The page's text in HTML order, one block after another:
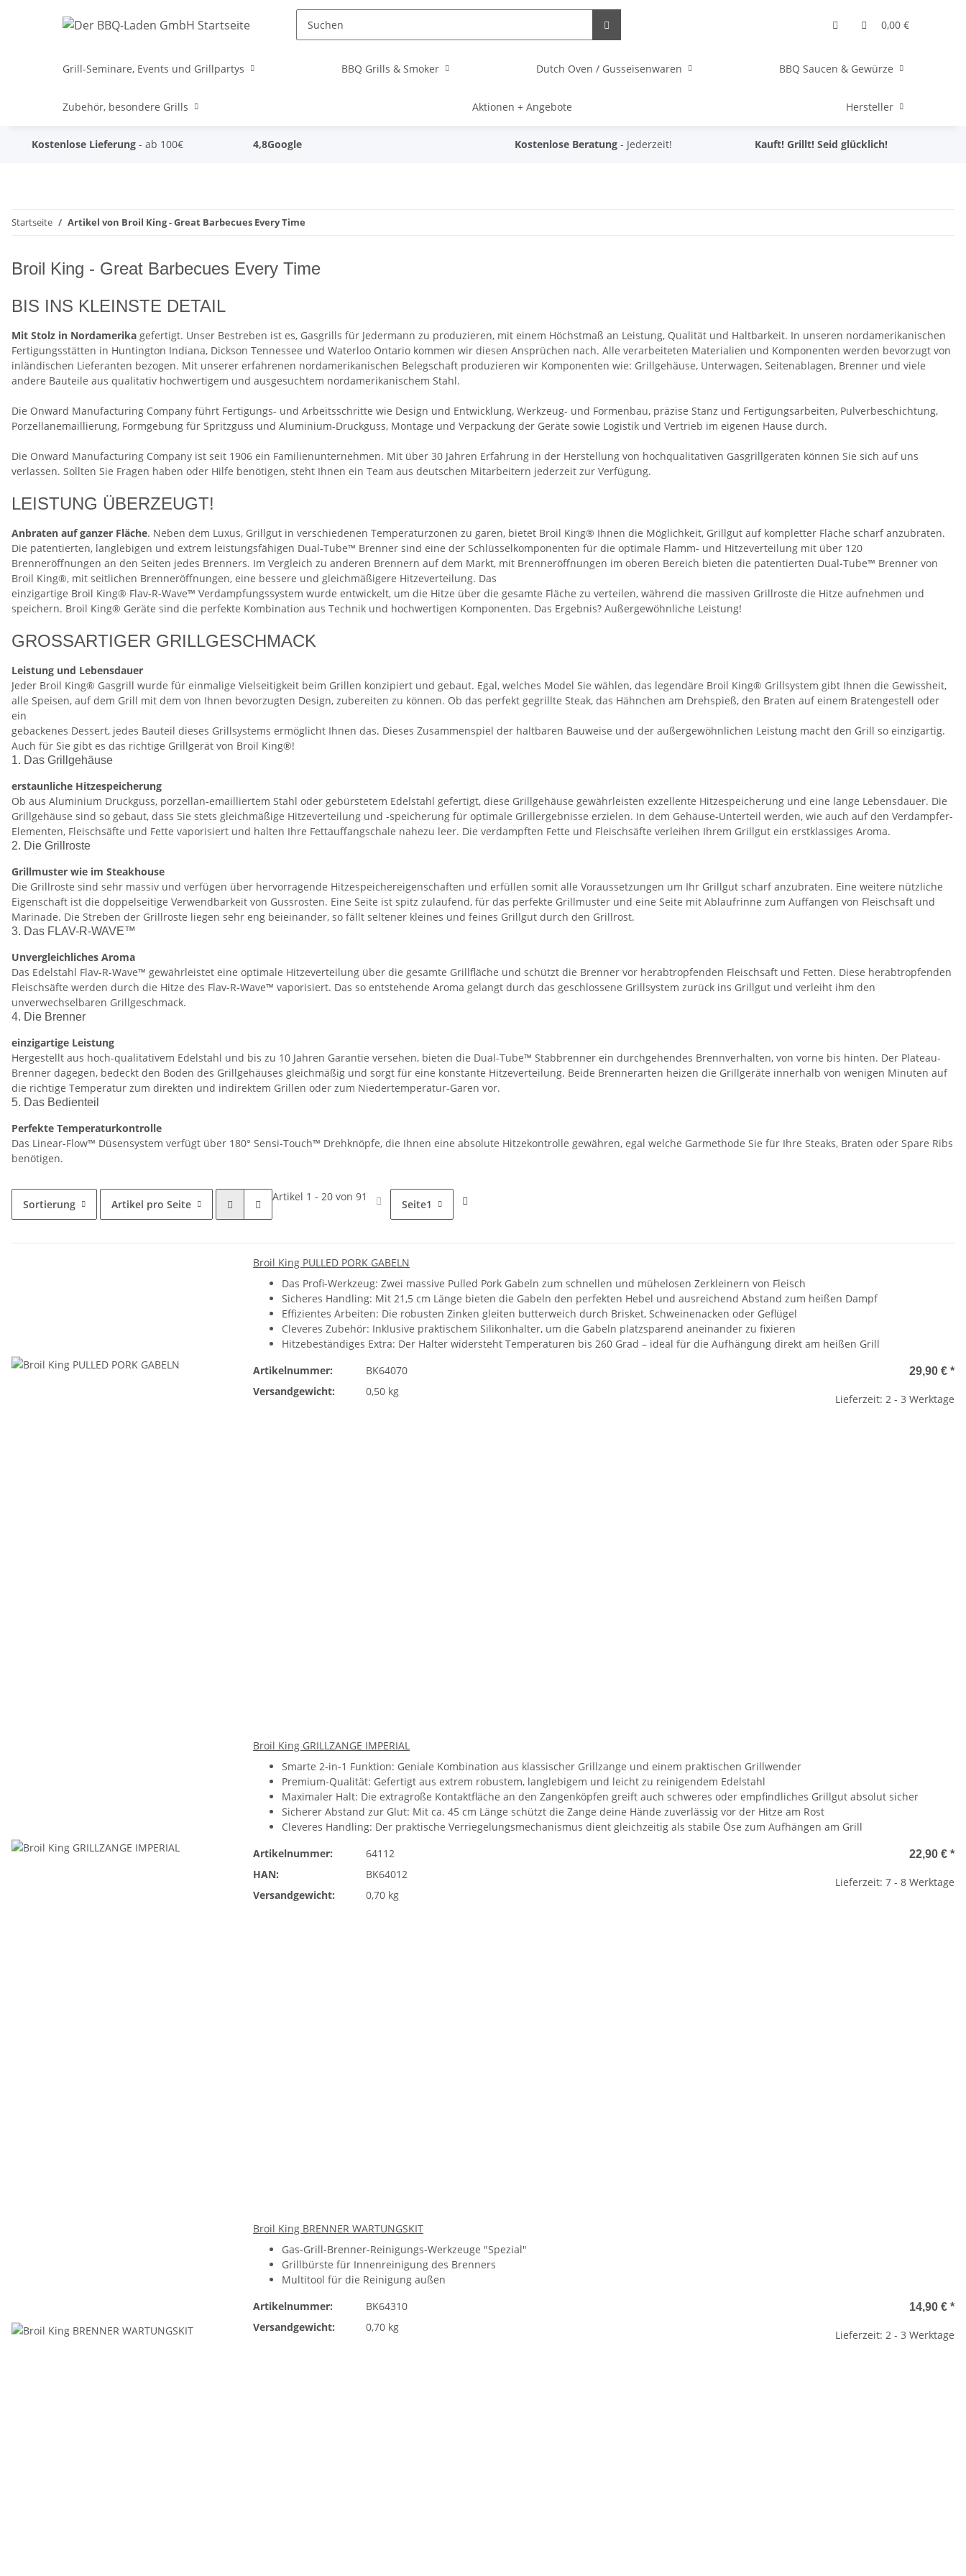
0,00 €
Grill-Seminare, Events und Grillpartys BBQ Grills & Smoker Dutch Oven / Gusseisenwaren BBQ Saucen & Gewürze
Zubehör, besondere Grills Aktionen + Angebote Hersteller
Kostenlose Lieferung - ab 100€ 4,8Google Kostenlose Beratung - Jederzeit! Kauft! Grillt! Seid glücklich!
Startseite Artikel von Broil King - Great Barbecues Every Time
Broil King - Great Barbecues Every Time
BIS INS KLEINSTE DETAIL
Mit Stolz in Nordamerika gefertigt. Unser Bestreben ist es, Gasgrills für Jedermann zu produzieren, mit einem Höchstmaß an Leistung, Qualität und Haltbarkeit. In unseren nordamerikanischen
Fertigungsstätten in Huntington Indiana, Dickson Tennessee und Waterloo Ontario kommen wir diesen Ansprüchen nach. Alle verarbeiteten Materialien und Komponenten werden bevorzugt von
inländischen Lieferanten bezogen. Mit unserer erfahrenen nordamerikanischen Belegschaft produzieren wir Komponenten wie: Grillgehäuse, Unterwagen, Seitenablagen, Brenner und viele
andere Bauteile aus qualitativ hochwertigem und ausgesuchtem nordamerikanischem Stahl.
Die Onward Manufacturing Company führt Fertigungs- und Arbeitsschritte wie Design und Entwicklung, Werkzeug- und Formenbau, präzise Stanz und Fertigungsarbeiten, Pulverbeschichtung,
Porzellanemaillierung, Formgebung für Spritzguss und Aluminium-Druckguss, Montage und Verpackung der Geräte sowie Logistik und Vertrieb im eigenen Hause durch.
Die Onward Manufacturing Company ist seit 1906 ein Familienunternehmen. Mit über 30 Jahren Erfahrung in der Herstellung von hochqualitativen Gasgrillgeräten können Sie sich auf uns
verlassen. Sollten Sie Fragen haben oder Hilfe benötigen, steht Ihnen ein Team aus deutschen Mitarbeitern jederzeit zur Verfügung.
LEISTUNG ÜBERZEUGT!
Anbraten auf ganzer Fläche. Neben dem Luxus, Grillgut in verschiedenen Temperaturzonen zu garen, bietet Broil King® Ihnen die Möglichkeit, Grillgut auf kompletter Fläche scharf anzubraten.
Die patentierten, langlebigen und extrem leistungsfähigen Dual-Tube™ Brenner sind eine der Schlüsselkomponenten für die optimale Flamm- und Hitzeverteilung mit über 120
Brenneröffnungen an den Seiten jedes Brenners. Im Vergleich zu anderen Brennern auf dem Markt, mit Brenneröffnungen im oberen Bereich bieten die patentierten Dual-Tube™ Brenner von
Broil King®, mit seitlichen Brenneröffnungen, eine bessere und gleichmäßigere Hitzeverteilung. Das
einzigartige Broil King® Flav-R-Wave™ Verdampfungssystem wurde entwickelt, um die Hitze über die gesamte Fläche zu verteilen, während die massiven Grillroste die Hitze aufnehmen und
speichern. Broil King® Geräte sind die perfekte Kombination aus Technik und hochwertigen Komponenten. Das Ergebnis? Außergewöhnliche Leistung!
GROSSARTIGER GRILLGESCHMACK
Leistung und Lebensdauer
Jeder Broil King® Gasgrill wurde für einmalige Vielseitigkeit beim Grillen konzipiert und gebaut. Egal, welches Model Sie wählen, das legendäre Broil King® Grillsystem gibt Ihnen die Gewissheit,
alle Speisen, auf dem Grill mit dem von Ihnen bevorzugten Design, zubereiten zu können. Ob das perfekt gegrillte Steak, das Hähnchen am Drehspieß, den Braten auf einem Bratengestell oder
ein
gebackenes Dessert, jedes Bauteil dieses Grillsystems ermöglicht Ihnen das. Dieses Zusammenspiel der haltbaren Bauweise und der außergewöhnlichen Leistung macht den Grill so einzigartig.
Auch für Sie gibt es das richtige Grillgerät von Broil King®!
1. Das Grillgehäuse
erstaunliche Hitzespeicherung
Ob aus Aluminium Druckguss, porzellan-emailliertem Stahl oder gebürstetem Edelstahl gefertigt, diese Grillgehäuse gewährleisten exzellente Hitzespeicherung und eine lange Lebensdauer. Die
Grillgehäuse sind so gebaut, dass Sie stets gleichmäßige Hitzeverteilung und -speicherung für optimale Grillergebnisse erzielen. In dem Gehäuse-Unterteil werden, wie auch auf den Verdampfer-
Elementen, Fleischsäfte und Fette vaporisiert und halten Ihre Fettauffangschale nahezu leer. Die verdampften Fette und Fleischsäfte verleihen Ihrem Grillgut ein erstklassiges Aroma.
2. Die Grillroste
Grillmuster wie im Steakhouse
Die Grillroste sind sehr massiv und verfügen über hervorragende Hitzespeichereigenschaften und erfüllen somit alle Voraussetzungen um Ihr Grillgut scharf anzubraten. Eine weitere nützliche
Eigenschaft ist die doppelseitige Verwendbarkeit von Gussrosten. Eine Seite ist spitz zulaufend, für das perfekte Grillmuster und eine Seite mit Ablaufrinne zum Auffangen von Fleischsaft und
Marinade. Die Streben der Grillroste liegen sehr eng beieinander, so fällt seltener kleines und feines Grillgut durch den Grillrost.
3. Das FLAV-R-WAVE™
Unvergleichliches Aroma
Das Edelstahl Flav-R-Wave™ gewährleistet eine optimale Hitzeverteilung über die gesamte Grillfläche und schützt die Brenner vor herabtropfenden Fleischsaft und Fetten. Diese herabtropfenden
Fleischsäfte werden durch die Hitze des Flav-R-Wave™ vaporisiert. Das so entstehende Aroma gelangt durch das geschlossene Grillsystem zurück ins Grillgut und verleiht ihm den
unverwechselbaren Grillgeschmack.
4. Die Brenner
einzigartige Leistung
Hergestellt aus hoch-qualitativem Edelstahl und bis zu 10 Jahren Garantie versehen, bieten die Dual-Tube™ Stabbrenner ein durchgehendes Brennverhalten, von vorne bis hinten. Der Plateau-
Brenner dagegen, bedeckt den Boden des Grillgehäuses gleichmäßig und sorgt für eine konstante Hitzeverteilung. Beide Brennerarten heizen die Grillgeräte innerhalb von wenigen Minuten auf
die richtige Temperatur zum direkten und indirektem Grillen oder zum Niedertemperatur-Garen vor.
5. Das Bedienteil
Perfekte Temperaturkontrolle
Das Linear-Flow™ Düsensystem verfügt über 180° Sensi-Touch™ Drehknöpfe, die Ihnen eine absolute Hitzekontrolle gewähren, egal welche Garmethode Sie für Ihre Steaks, Braten oder Spare Ribs
benötigen.
Sortierung Artikel pro Seite
Artikel 1 - 20 von 91
Seite1
Broil King PULLED PORK GABELN
Das Profi-Werkzeug: Zwei massive Pulled Pork Gabeln zum schnellen und mühelosen Zerkleinern von Fleisch
Sicheres Handling: Mit 21,5 cm Länge bieten die Gabeln den perfekten Hebel und ausreichend Abstand zum heißen Dampf
Effizientes Arbeiten: Die robusten Zinken gleiten butterweich durch Brisket, Schweinenacken oder Geflügel
Cleveres Zubehör: Inklusive praktischem Silikonhalter, um die Gabeln platzsparend aneinander zu fixieren
Hitzebeständiges Extra: Der Halter widersteht Temperaturen bis 260 Grad – ideal für die Aufhängung direkt am heißen Grill
Artikelnummer:
BK64070
Versandgewicht:
0,50 kg
29,90 € *
Lieferzeit: 2 - 3 Werktage
Broil King GRILLZANGE IMPERIAL
Smarte 2-in-1 Funktion: Geniale Kombination aus klassischer Grillzange und einem praktischen Grillwender
Premium-Qualität: Gefertigt aus extrem robustem, langlebigem und leicht zu reinigendem Edelstahl
Maximaler Halt: Die extragroße Kontaktfläche an den Zangenköpfen greift auch schweres oder empfindliches Grillgut absolut sicher
Sicherer Abstand zur Glut: Mit ca. 45 cm Länge schützt die Zange deine Hände zuverlässig vor der Hitze am Rost
Cleveres Handling: Der praktische Verriegelungsmechanismus dient gleichzeitig als stabile Öse zum Aufhängen am Grill
Artikelnummer:
64112
HAN:
BK64012
Versandgewicht:
0,70 kg
22,90 € *
Lieferzeit: 7 - 8 Werktage
Broil King BRENNER WARTUNGSKIT
Gas-Grill-Brenner-Reinigungs-Werkzeuge "Spezial"
Grillbürste für Innenreinigung des Brenners
Multitool für die Reinigung außen
Artikelnummer:
BK64310
Versandgewicht:
0,70 kg
14,90 € *
Lieferzeit: 2 - 3 Werktage